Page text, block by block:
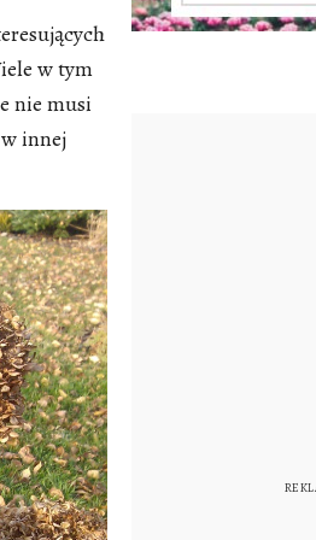
w tym
nie musi
innej